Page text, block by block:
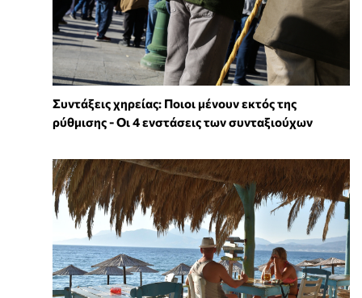
Συντάξεις χηρείας: Ποιοι μένουν εκτός της
ρύθμισης - Οι 4 ενστάσεις των συνταξιούχων